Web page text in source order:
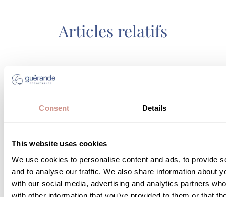
Consent Details
This website uses cookies
We use cookies to personalise content and ads, to provide
and to analyse our traffic. We also share information about
with our social media, advertising and analytics partners
Articles relatifs
CONSEIL BEAUTÉ